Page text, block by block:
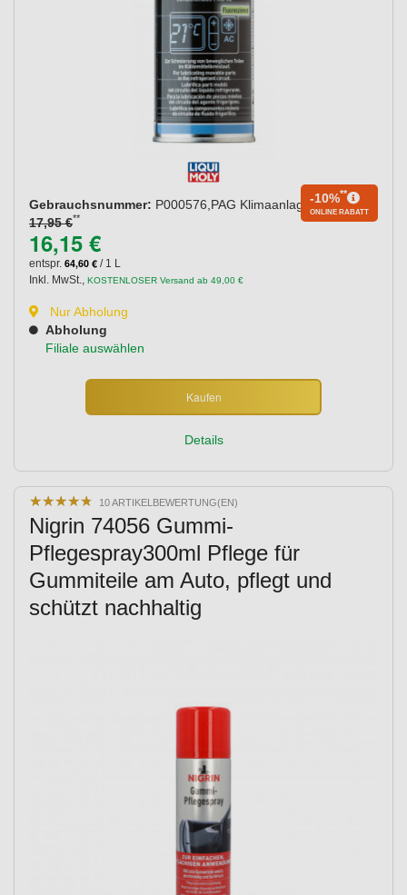
Gebrauchsnummer: P000576,PAG Klimaanlagenöl 46
17,95 €**
-10%**
ONLINE RABATT
16,15 €
entspr. 64,60 € / 1 L
Inkl. MwSt.
KOSTENLOSER Versand ab 49,00 €
Nur Abholung
Abholung
Filiale auswählen
Kaufen
Details
★★★★★
★★★★★ 10 ARTIKELBEWERTUNG(EN)
Nigrin 74056 Gummi-
Pflegespray300ml Pflege für
Gummiteile am Auto, pflegt und
schützt nachhaltig